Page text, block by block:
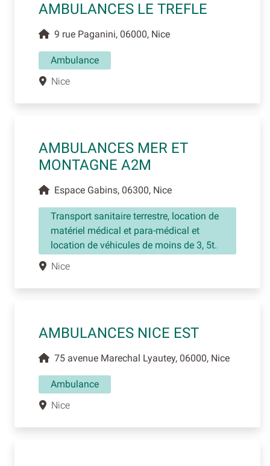
AMBULANCES LE TREFLE
9 rue Paganini, 06000, Nice
Ambulance
Nice
AMBULANCES MER ET
MONTAGNE A2M
Espace Gabins, 06300, Nice
Transport sanitaire terrestre, location de
matériel médical et para-médical et
location de véhicules de moins de 3, 5t.
Nice
AMBULANCES NICE EST
75 avenue Marechal Lyautey, 06000, Nice
Ambulance
Nice